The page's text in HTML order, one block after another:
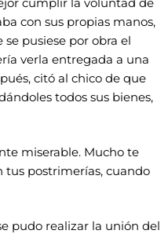
cumplir la voluntad de
con sus propias manos,
pusiese por obra el
verla entregada a una
citó al chico de que
todos sus bienes,
miserable. Mucho te
postrimerías, cuando
pudo realizar la unión del